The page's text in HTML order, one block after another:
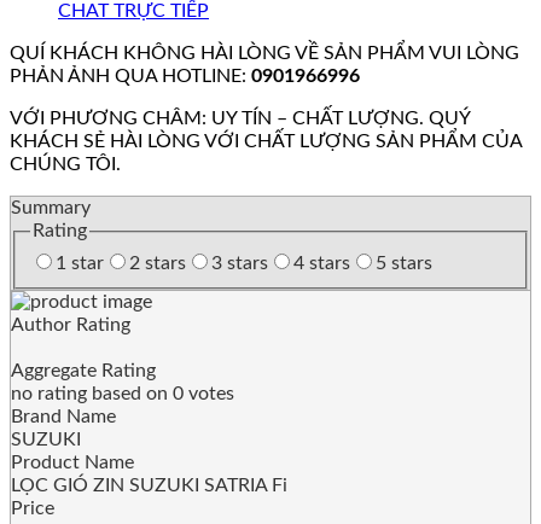
CHAT TRỰC TIẾP
QUÍ KHÁCH KHÔNG HÀI LÒNG VỀ SẢN PHẨM VUI LÒNG
PHẢN ẢNH QUA HOTLINE: 0901966996
VỚI PHƯƠNG CHÂM: UY TÍN – CHẤT LƯỢNG. QUÝ
KHÁCH SẺ HÀI LÒNG VỚI CHẤT LƯỢNG SẢN PHẨM CỦA
CHÚNG TÔI.
Summary
Rating
1 star
2 stars 3 stars 4 stars 5 stars
Author Rating
Aggregate Rating
no rating based on 0 votes
Brand Name
SUZUKI
Product Name
LỌC GIÓ ZIN SUZUKI SATRIA Fi
Price